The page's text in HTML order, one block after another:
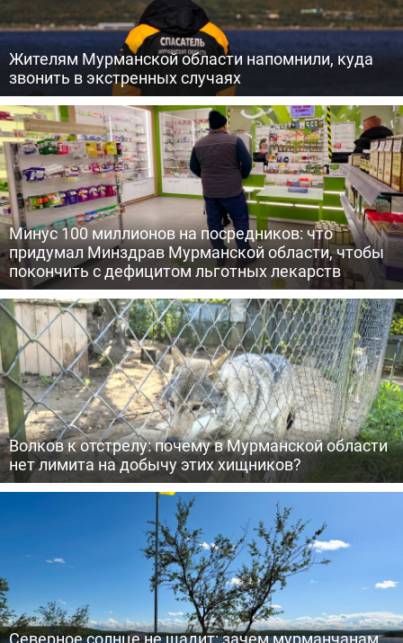
Жителям Мурманской области напомнили, куда
звонить в экстренных случаях
Минус 100 миллионов на посредников: что
придумал Минздрав Мурманской области, чтобы
покончить с дефицитом льготных лекарств
Волков к отстрелу: почему в Мурманской области
нет лимита на добычу этих хищников?
Северное солнце не щадит: зачем мурманчанам